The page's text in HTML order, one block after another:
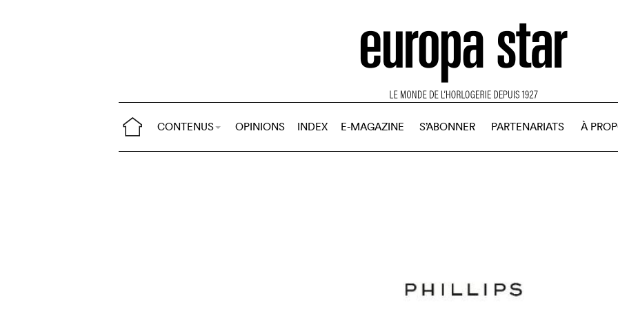
CONTENUS OPINIONS INDEX E-MAGAZINE S’ABONNER PARTENARIATS À